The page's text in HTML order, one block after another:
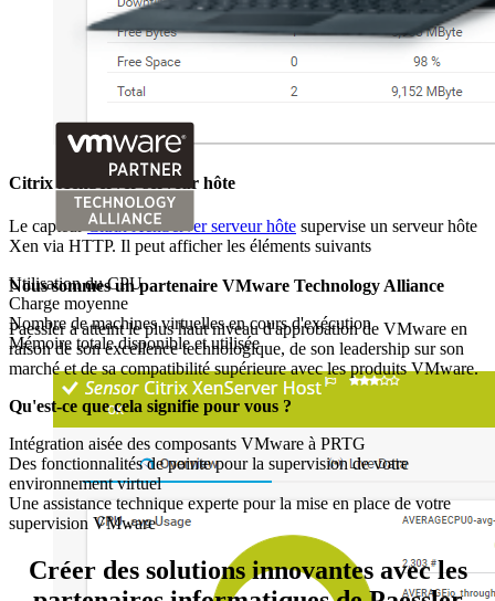
Citrix XenServer serveur hôte
Le capteur Citrix XenServer serveur hôte supervise un serveur hôte
Xen via HTTP. Il peut afficher les éléments suivants
Utilisation du CPU
Charge moyenne
Nombre de machines virtuelles en cours d'exécution
Mémoire totale disponible et utilisée
Nous sommes un partenaire VMware Technology Alliance
Paessler a atteint le plus haut niveau d'approbation de VMware en
raison de son excellence technologique, de son leadership sur son
marché et de sa compatibilité supérieure avec les produits VMware.
Qu'est-ce que cela signifie pour vous ?
Intégration aisée des composants VMware à PRTG
Des fonctionnalités de pointe pour la supervision de votre
environnement virtuel
Une assistance technique experte pour la mise en place de votre
supervision VMware
Créer des solutions innovantes avec les